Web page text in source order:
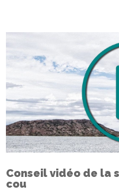
Conseil vidéo de la
cou